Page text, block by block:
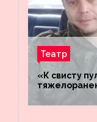
Театр
«К свисту
четыре
поле